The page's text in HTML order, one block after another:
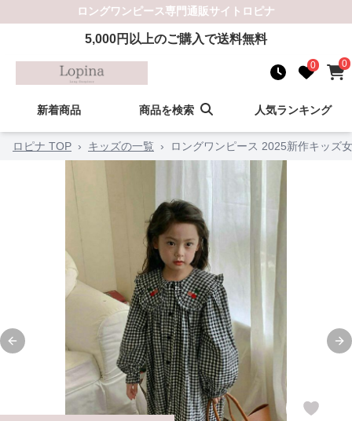
ロングワンピース専門通販サイト ロピナ
5,000円以上のご購入で送料無料
0 0
新着商品 商品を検索 人気ランキング
ロピナ TOP › キッズの一覧 › ロングワンピース 2025新作キッズ
Previous slide